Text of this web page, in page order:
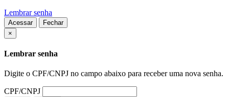
Lembrar senha
Acessar
Fechar
×
Lembrar senha
Digite o CPF/CNPJ no campo abaixo para receber uma nova senha.
CPF/CNPJ